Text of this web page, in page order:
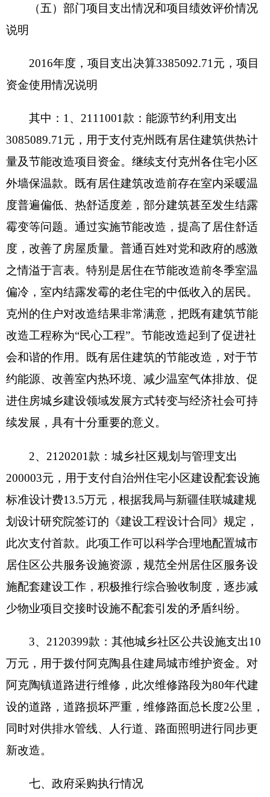
无其他相关内容说明。
财政拨款收入：指同级财政当年拨付的资金。
单位取得的非财政补助收入。
事业收入：指事业单位开展专业业务活动及其
辅助活动所取得的收入。
经营收入：指事业单位在专业业务活动及其辅
助活动之外开展非独立核算经营活动取得的收入。
附属单位缴款：指事业单位附属的独立核算单
位按有关规定上缴的收入。
其他收入：指除上述“财政拨款收入”、“事业收
入”、“经营收入”、“附属单位缴款”等之外取得的收
入。
用事业基金弥补收支差额：指事业单位在当年
的“财政拨款收入”、“财政拨款结转和结余资
金”、“事业收入”、“事业单位经营收入”、“其他收
入”不足以安排当年支出的情况下，使用以前年度积
累的事业基金（即事业单位当年收支相抵后按国家
补本年度收支缺口的资金。
上年结转和结余：指以前年度支出预算因客观
条件变化未执行完毕、结转到本年度按有关规定继
续使用的资金，既包括财政拨款结转和结余，也包
结余分配：反映单位当年结余的分配情况。
年末结转和结余：指本年度或以前年度预算安
排、因客观条件发生变化无法按原计划实施，需要
括财政拨款结转和结余，也包括事业收入、经营收
入、其他收入的结转和结余。
基本支出：指为保障机构正常运转、完成日常
工作任务而发生的人员支出和公用支出。
项目支出：指在基本支出之外为完成特定行政
任务和事业发展目标所发生的支出。
经营支出：指事业单位在专业业务活动及其辅